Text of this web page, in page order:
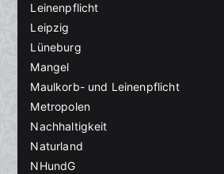
Leinenpflicht
Leipzig
Lüneburg
Mangel
Maulkorb- und Leinenpflicht
Metropolen
Nachhaltigkeit
Naturland
NHundG